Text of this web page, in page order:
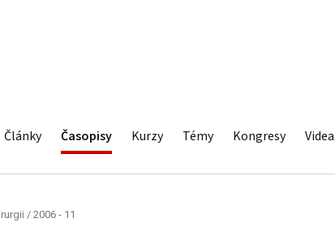
Články Časopisy Kurzy Témy Kongresy Videa
/ 2006 - 11